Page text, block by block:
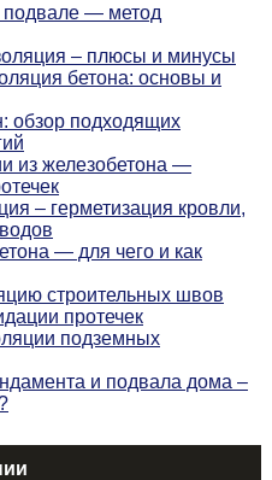
подвале — метод
– плюсы и минусы
бетона: основы и
обзор подходящих
из железобетона —
– герметизация кровли,
— для чего и как
строительных швов
протечек
подземных
и подвала дома –